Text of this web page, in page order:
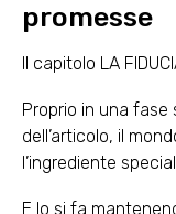
promesse
Il capitolo LA
Proprio in una fase
dell’articolo, il
l’ingrediente
E lo si fa